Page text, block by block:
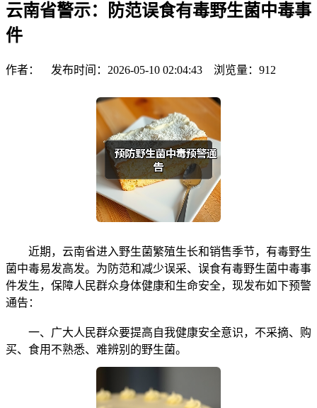
云南省警示：防范误食有毒野生菌中毒事
件
作者： 发布时间：2026-05-10 02:04:43 浏览量： 912
近期，云南省进入野生菌繁殖生长和销售季节，有毒野生
菌中毒易发高发。为防范和减少误采、误食有毒野生菌中毒事
件发生，保障人民群众身体健康和生命安全，现发布如下预警
通告：
一、广大人民群众要提高自我健康安全意识，不采摘、购
买、食用不熟悉、难辨别的野生菌。